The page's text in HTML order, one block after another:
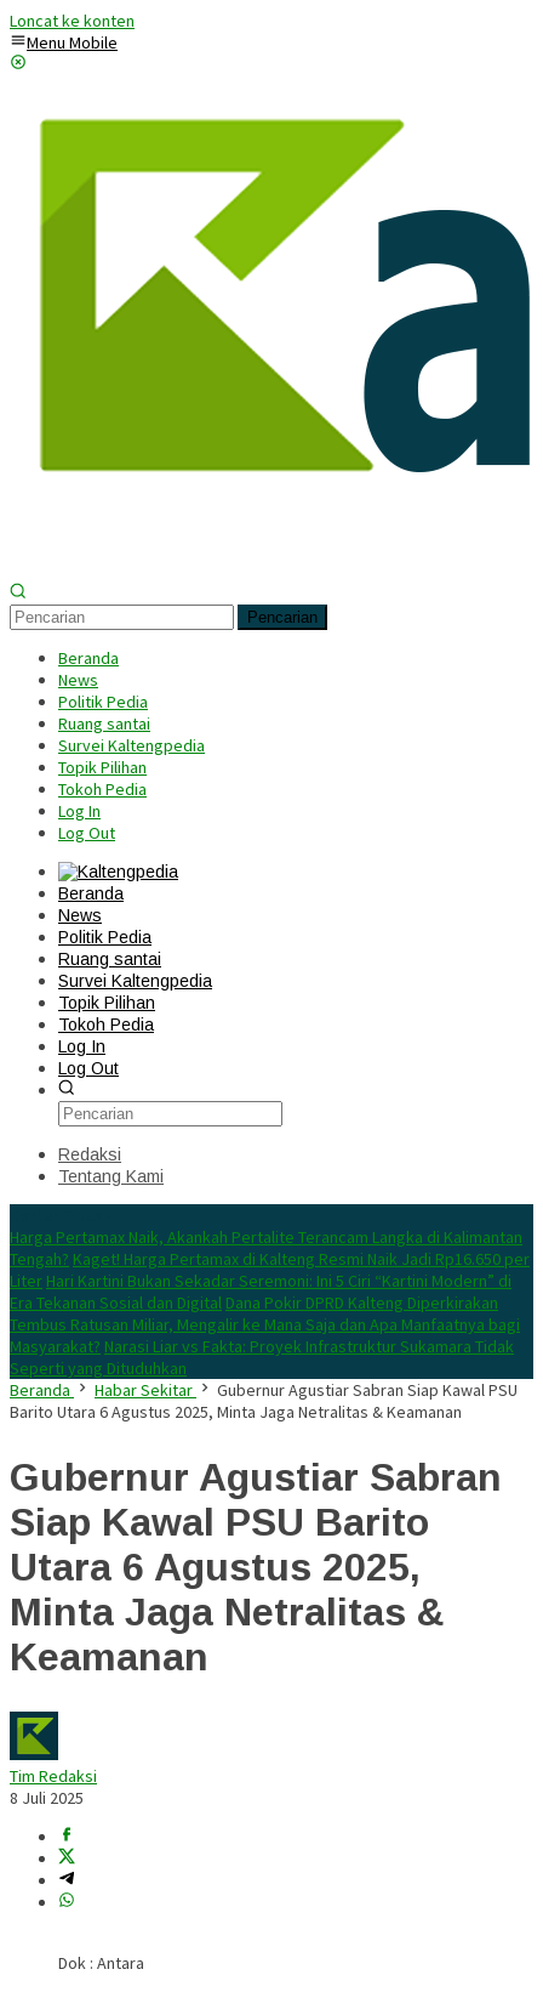
Loncat ke konten
Menu Mobile
Pencarian
Beranda
News
Politik Pedia
Ruang santai
Survei Kaltengpedia
Topik Pilihan
Tokoh Pedia
Log In
Log Out
Beranda
News
Politik Pedia
Ruang santai
Survei Kaltengpedia
Topik Pilihan
Tokoh Pedia
Log In
Log Out
Redaksi
Tentang Kami
Harga Pertamax Naik, Akankah Pertalite Terancam Langka di Kalimantan
Tengah? Kaget! Harga Pertamax di Kalteng Resmi Naik Jadi Rp16.650 per
Liter Hari Kartini Bukan Sekadar Seremoni: Ini 5 Ciri “Kartini Modern” di
Era Tekanan Sosial dan Digital Dana Pokir DPRD Kalteng Diperkirakan
Tembus Ratusan Miliar, Mengalir ke Mana Saja dan Apa Manfaatnya bagi
Masyarakat? Narasi Liar vs Fakta: Proyek Infrastruktur Sukamara Tidak
Seperti yang Dituduhkan
Beranda
Habar Sekitar
Gubernur Agustiar Sabran Siap Kawal PSU
Barito Utara 6 Agustus 2025, Minta Jaga Netralitas & Keamanan
Gubernur Agustiar Sabran
Siap Kawal PSU Barito
Utara 6 Agustus 2025,
Minta Jaga Netralitas &
Keamanan
Tim Redaksi
8 Juli 2025
Dok : Antara